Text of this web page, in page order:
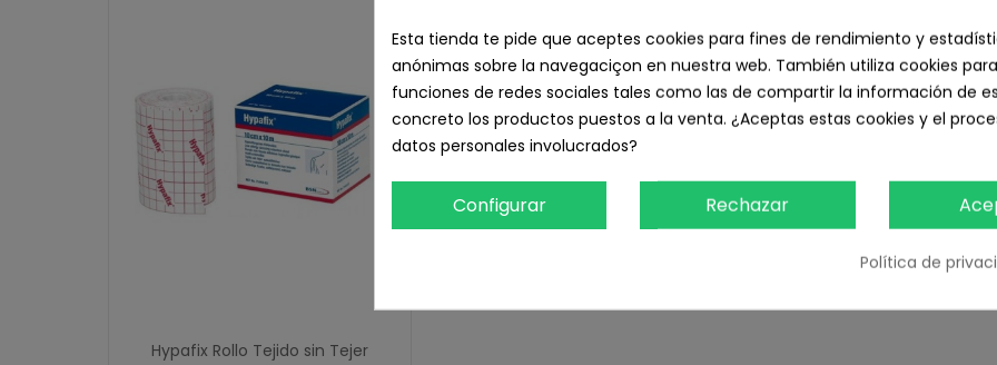
Hypafix Rollo Tejido sin Tejer
Esta tienda te pide que aceptes cookies para fines de rendimiento y
anónimas sobre la navegaciçon en nuestra web. También utiliza cookies
funciones de redes sociales tales como las de compartir la información de
concreto los productos puestos a la venta. ¿Aceptas estas cookies y el
datos personales involucrados?
Configurar Rechazar
Política de